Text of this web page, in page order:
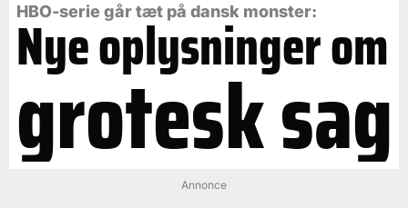
HBO-serie går tæt på dansk monster:
Nye oplysninger om
grotesk sag
Annonce